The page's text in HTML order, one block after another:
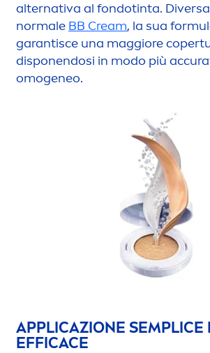
alternativa al fondotinta. Diversa
normale BB Cream, la sua
garantisce una maggiore
disponendosi in modo più
omogeneo.
APPLICAZIONE SEMPLICE
EFFICACE